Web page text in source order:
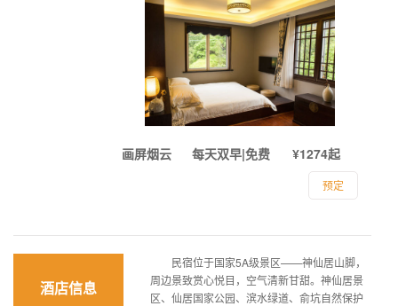
画屏烟云 ¥1274起
每天双早|免费
预定
酒店信息
民宿位于国家5A级景区——神仙居山脚，
周边景致赏心悦目，空气清新甘甜。神仙居景
区、仙居国家公园、滨水绿道、俞坑自然保护